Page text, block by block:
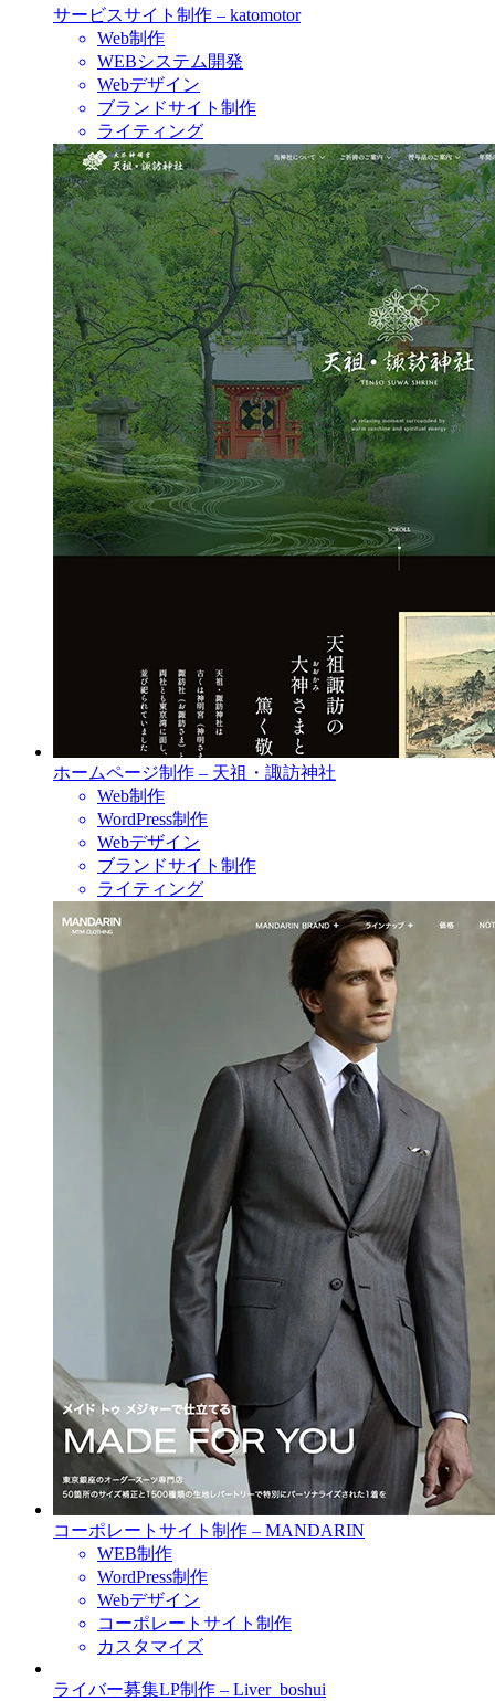
サービスサイト制作 – katomotor
Web制作
WEBシステム開発
Webデザイン
ブランドサイト制作
ライティング
ホームページ制作 – 天祖・諏訪神社
Web制作
WordPress制作
Webデザイン
ブランドサイト制作
ライティング
コーポレートサイト制作 – MANDARIN
WEB制作
WordPress制作
Webデザイン
コーポレートサイト制作
カスタマイズ
ライバー募集LP制作 – Liver_boshui